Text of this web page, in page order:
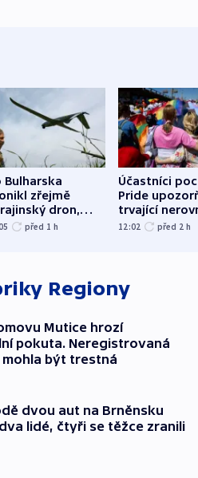
Bulharska
zřejmě
dron,
kilometr
před 1 h
Účastníci
Pride
trvající
12:02 před 2 h
Regiony
Mutice hrozí
pokuta. Neregistrovaná
mohla být trestná
dvou aut na Brněnsku
lidé, čtyři se těžce zranili